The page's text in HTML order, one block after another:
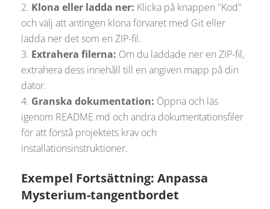
Klona eller ladda ner: Klicka på knappen "Kod"
och välj att antingen klona förvaret med Git eller
ladda ner det som en ZIP-fil.
Extrahera filerna: Om du laddade ner en ZIP-fil,
extrahera dess innehåll till en angiven mapp på din
dator.
Granska dokumentation: Öppna och läs
igenom README.md och andra dokumentationsfiler
för att förstå projektets krav och
installationsinstruktioner.
Exempel Fortsättning: Anpassa
Mysterium-tangentbordet